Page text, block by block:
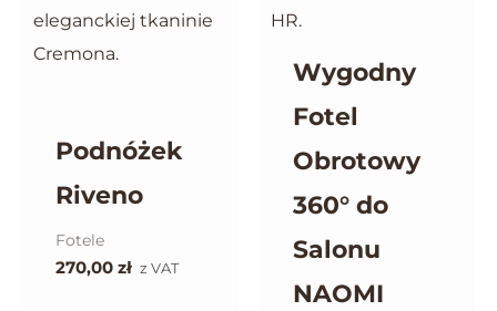
Podnóżek
Riveno
Fotele
270,00 zł z VAT
Wygodny
Fotel
Obrotowy
360° do
Salonu
NAOMI